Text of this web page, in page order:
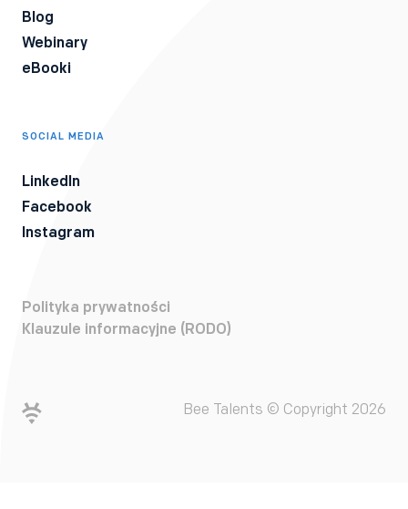
Blog
Webinary
eBooki
SOCIAL MEDIA
LinkedIn
Facebook
Instagram
Polityka prywatności
Klauzule informacyjne (RODO)
Bee Talents © Copyright 2026